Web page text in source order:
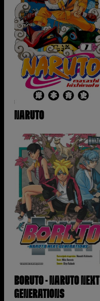
NARUTO
BORUTO - NARUTO NEXT
GENERATIONS